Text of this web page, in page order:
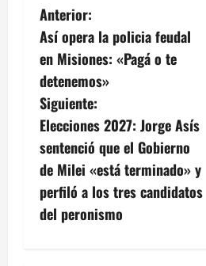
N
a
v
e
g
a
c
Anterior:
Así opera la policia feudal
en Misiones: «Pagá o te
detenemos»
Siguiente:
Elecciones 2027: Jorge Asís
sentenció que el Gobierno
de Milei «está terminado» y
perfiló a los tres candidatos
del peronismo